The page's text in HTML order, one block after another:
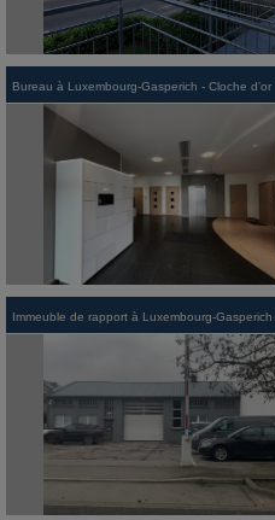
Bureau à Luxembourg-Gasperich - Cloche d'or
Immeuble de rapport à Luxembourg-